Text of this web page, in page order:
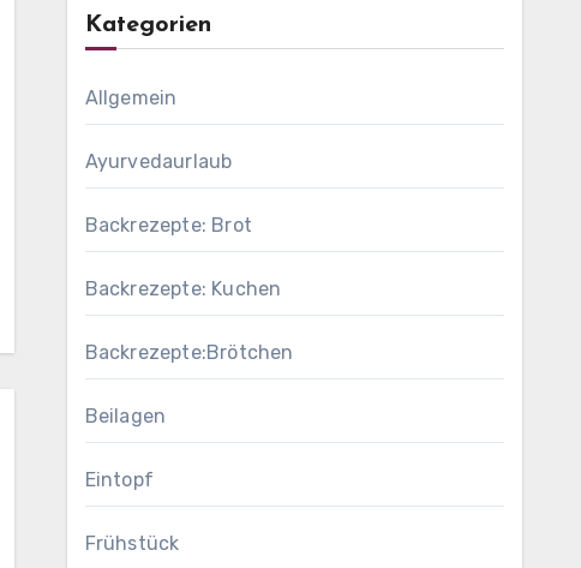
Kategorien
Allgemein
Ayurvedaurlaub
Backrezepte: Brot
Backrezepte: Kuchen
Backrezepte:Brötchen
Beilagen
Eintopf
Frühstück